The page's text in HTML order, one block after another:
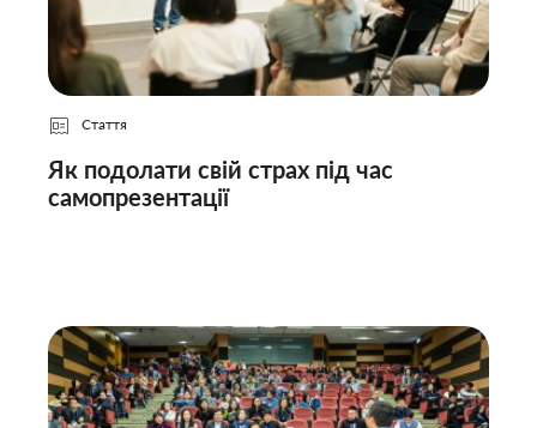
Стаття
Як подолати свій страх під час
самопрезентації